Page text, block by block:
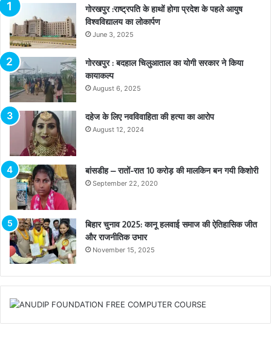
गोरखपुर :राष्ट्रपति के हाथों होगा प्रदेश के पहले आयुष
विश्वविद्यालय का लोकार्पण
June 3, 2025
गोरखपुर : बदहाल चिलुआताल का योगी सरकार ने किया
कायाकल्प
August 6, 2025
दहेज के लिए नवविवाहिता की हत्या का आरोप
August 12, 2024
बांसडीह – रातों-रात 10 करोड़ की मालकिन बन गयी किशोरी
September 22, 2020
बिहार चुनाव 2025: कानू हलवाई समाज की ऐतिहासिक जीत
और राजनीतिक उभार
November 15, 2025